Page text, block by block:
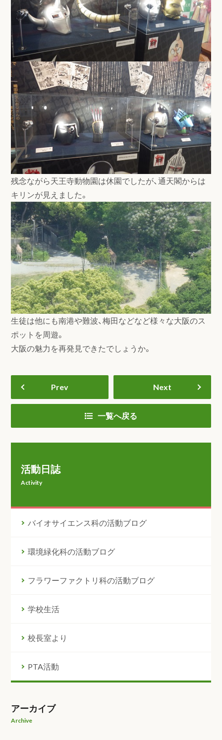
残念ながら天王寺動物園は休園でしたが、通天閣からは
キリンが見えました。
生徒は他にも南港や難波、梅田などなど様々な大阪のス
ポットを周遊。
大阪の魅力を再発見できたでしょうか。
Prev Next
一覧へ戻る
活動日誌
Activity
バイオサイエンス科の活動ブログ
環境緑化科の活動ブログ
フラワーファクトリ科の活動ブログ
学校生活
校長室より
PTA活動
アーカイブ
Archive